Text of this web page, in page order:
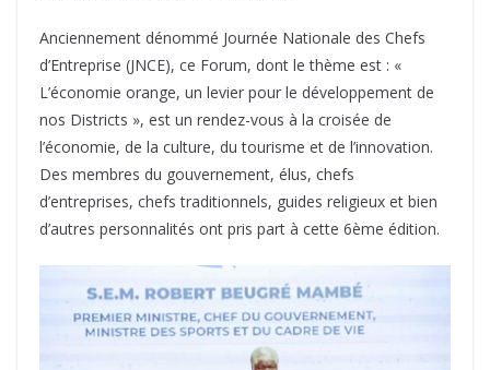
Anciennement dénommé Journée Nationale des Chefs
d’Entreprise (JNCE), ce Forum, dont le thème est : «
L’économie orange, un levier pour le développement de
nos Districts », est un rendez-vous à la croisée de
l’économie, de la culture, du tourisme et de l’innovation.
Des membres du gouvernement, élus, chefs
d’entreprises, chefs traditionnels, guides religieux et bien
d’autres personnalités ont pris part à cette 6ème édition.